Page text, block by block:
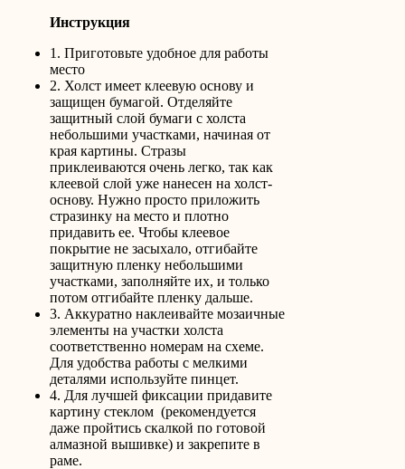
Инструкция
1. Приготовьте удобное для работы
место
2. Холст имеет клеевую основу и
защищен бумагой. Отделяйте
защитный слой бумаги с холста
небольшими участками, начиная от
края картины. Стразы
приклеиваются очень легко, так как
клеевой слой уже нанесен на холст-
основу. Нужно просто приложить
стразинку на место и плотно
придавить ее. Чтобы клеевое
покрытие не засыхало, отгибайте
защитную пленку небольшими
участками, заполняйте их, и только
потом отгибайте пленку дальше.
3. Аккуратно наклеивайте мозаичные
элементы на участки холста
соответственно номерам на схеме.
Для удобства работы с мелкими
деталями используйте пинцет.
4. Для лучшей фиксации придавите
картину стеклом (рекомендуется
даже пройтись скалкой по готовой
алмазной вышивке) и закрепите в
раме.